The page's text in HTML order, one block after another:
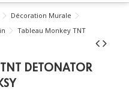
Décoration Murale
Tableau Monkey TNT
DETONATOR